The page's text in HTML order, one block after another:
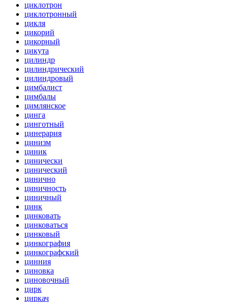
циклотрон
циклотронный
цикля
цикорий
цикорный
цикута
цилиндр
цилиндрический
цилиндровый
цимбалист
цимбалы
цимлянское
цинга
цинготный
цинерария
цинизм
циник
цинически
цинический
цинично
циничность
циничный
цинк
цинковать
цинковаться
цинковый
цинкография
цинкографский
цинния
циновка
циновочный
цирк
циркач